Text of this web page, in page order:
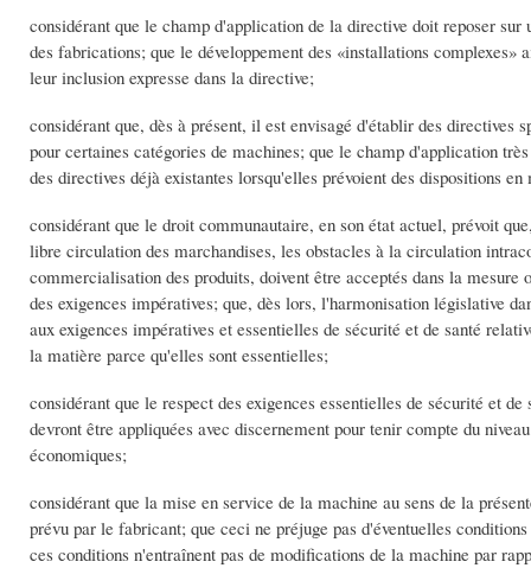
considérant que le champ d'application de la directive doit reposer
des fabrications; que le développement des «installations
leur inclusion expresse dans la directive;
considérant que, dès à présent, il est envisagé d'établir des directives
pour certaines catégories de machines; que le champ d'application
des directives déjà existantes lorsqu'elles prévoient des dispositions
considérant que le droit communautaire, en son état actuel, prévoit
libre circulation des marchandises, les obstacles à la circulation
commercialisation des produits, doivent être acceptés dans la
des exigences impératives; que, dès lors, l'harmonisation législative
aux exigences impératives et essentielles de sécurité et de santé
la matière parce qu'elles sont essentielles;
considérant que le respect des exigences essentielles de sécurité et
devront être appliquées avec discernement pour tenir compte du
économiques;
considérant que la mise en service de la machine au sens de la
prévu par le fabricant; que ceci ne préjuge pas d'éventuelles
ces conditions n'entraînent pas de modifications de la machine par